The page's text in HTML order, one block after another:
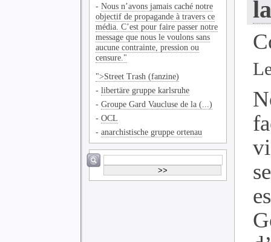
-Nous n’avons jamais caché notre
objectif de propagande à travers ce
média. C’est pour faire passer notre
message que nous le voulons sans
aucune contrainte, pression ou
censure."
">Street Trash (fanzine)
-libertäre gruppe karlsruhe
-Groupe Gard Vaucluse de la (...)
-OCL
-anarchistische gruppe ortenau